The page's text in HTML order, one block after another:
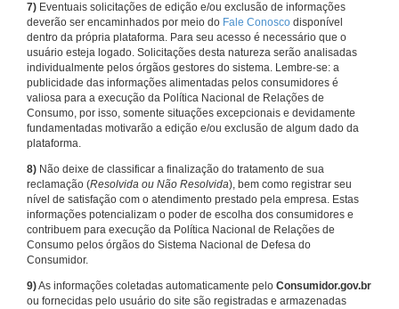
7) Eventuais solicitações de edição e/ou exclusão de informações
deverão ser encaminhados por meio do Fale Conosco disponível
dentro da própria plataforma. Para seu acesso é necessário que o
usuário esteja logado. Solicitações desta natureza serão analisadas
individualmente pelos órgãos gestores do sistema. Lembre-se: a
publicidade das informações alimentadas pelos consumidores é
valiosa para a execução da Política Nacional de Relações de
Consumo, por isso, somente situações excepcionais e devidamente
fundamentadas motivarão a edição e/ou exclusão de algum dado da
plataforma.
8) Não deixe de classificar a finalização do tratamento de sua
reclamação (Resolvida ou Não Resolvida), bem como registrar seu
nível de satisfação com o atendimento prestado pela empresa. Estas
informações potencializam o poder de escolha dos consumidores e
contribuem para execução da Política Nacional de Relações de
Consumo pelos órgãos do Sistema Nacional de Defesa do
Consumidor.
9)As informações coletadas automaticamente pelo Consumidor.gov.br
ou fornecidas pelo usuário do site são registradas e armazenadas